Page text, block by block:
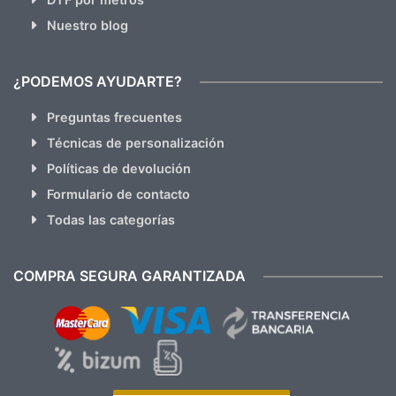
Nuestro blog
¿PODEMOS AYUDARTE?
Preguntas frecuentes
Técnicas de personalización
Políticas de devolución
Formulario de contacto
Todas las categorías
COMPRA SEGURA GARANTIZADA